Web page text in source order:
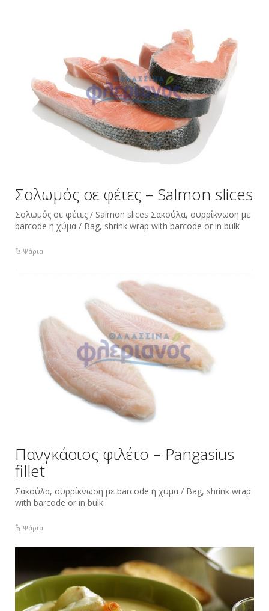
Σολωμός σε φέτες – Salmon slices
Σολωμός σε φέτες / Salmon slices Σακούλα, συρρίκνωση με
barcode ή χύμα / Bag, shrink wrap with barcode or in bulk
Ψάρια
Πανγκάσιος φιλέτο – Pangasius
fillet
Σακούλα, συρρίκνωση με barcode ή χυμα / Bag, shrink wrap
with barcode or in bulk
Ψάρια